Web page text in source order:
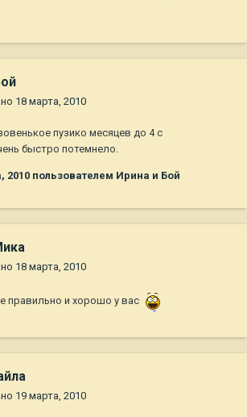
18 марта, 2010
пузико месяцев до 4 с
быстро потемнело.
2010 пользователем Ирина и Бой
18 марта, 2010
правильно и хорошо у вас
19 марта, 2010